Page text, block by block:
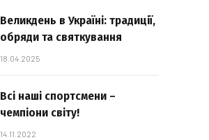
Великдень в Україні: традиції,
обряди та святкування
18.04.2025
Всі наші спортсмени –
чемпіони світу!
14.11.2022